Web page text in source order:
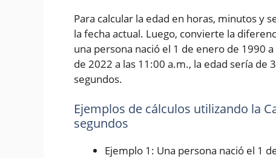
Para calcular la edad en horas, minutos y
la fecha actual. Luego, convierte la
una persona nació el 1 de enero de 1990
de 2022 a las 11:00 a.m., la edad sería de
segundos.
Ejemplos de cálculos utilizando la
segundos
Ejemplo 1: Una persona nació el 1